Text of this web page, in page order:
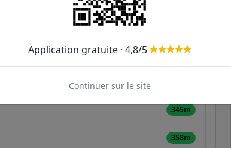
345m
358m
Application gratuite · 4,8/5
Continuer sur le site